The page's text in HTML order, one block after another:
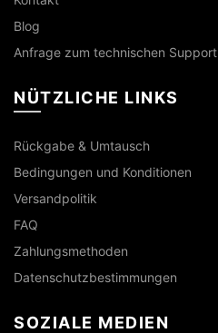
Blog
Anfrage zum technischen Support
NÜTZLICHE LINKS
Rückgabe & Umtausch
Bedingungen und Konditionen
Versandpolitik
FAQ
Zahlungsmethoden
Datenschutzbestimmungen
SOZIALE MEDIEN